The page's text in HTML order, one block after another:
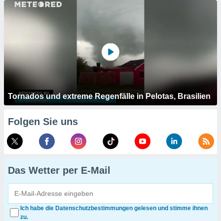
Tornados und extreme Regenfälle in Pelotas, Brasilien
Folgen Sie uns
Das Wetter per E-Mail
Ich habe die Datenschutzbestimmungen gelesen und stimme ihnen
zu.